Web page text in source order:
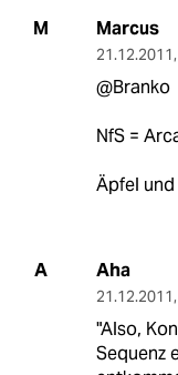
M Marcus
21.12.2011,
@Branko
NfS =
Äpfel und
A Aha
21.12.2011,
"Also,
Sequenz